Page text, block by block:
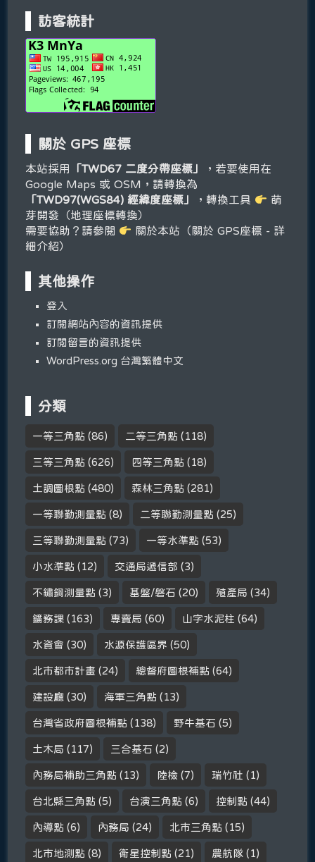
訪客統計
關於 GPS 座標
本站採用 「TWD67 二度分帶座標」
，若要使用在
Google Maps 或 OSM，請轉換為
「TWD97(WGS84) 經緯度座標」
，轉換工具
萌
芽開發（地理座標轉換）
需要協助？請參閱
關於本站（關於 GPS座標 - 詳
細介紹）
其他操作
登入
訂閱網站內容的資訊提供
訂閱留言的資訊提供
WordPress.org 台灣繁體中文
分類
一等三角點 (86) 二等三角點 (118)
三等三角點 (626) 四等三角點 (18)
土調圖根點 (480) 森林三角點 (281)
一等聯勤測量點 (8) 二等聯勤測量點 (25)
三等聯勤測量點 (73) 一等水準點 (53)
小水準點 (12) 交通局遞信部 (3)
不鏽鋼測量點 (3) 基盤/磐石 (20) 殖產局 (34)
鑛務課 (163) 專賣局 (60) 山字水泥柱 (64)
水資會 (30) 水源保護區界 (50)
北市都市計畫 (24) 總督府圖根補點 (64)
建設廳 (30) 海軍三角點 (13)
台灣省政府圖根補點 (138) 野牛基石 (5)
土木局 (117) 三合基石 (2)
內務局補助三角點 (13) 陸檢 (7) 瑞竹社 (1)
台北縣三角點 (5) 台演三角點 (6) 控制點 (44)
內導點 (6) 內務局 (24) 北市三角點 (15)
北市地測點 (8) 衛星控制點 (21) 農航隊 (1)